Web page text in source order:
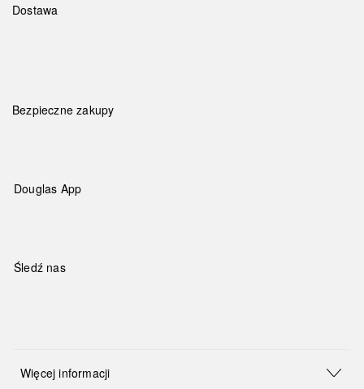
Dostawa
Bezpieczne zakupy
Douglas App
Śledź nas
Więcej informacji